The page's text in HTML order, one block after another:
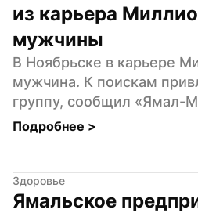
из карьера
мужчины
В Ноябрьске в карьере
мужчина. К поискам
группу, сообщил «Ямал-
Подробнее >
Здоровье
Ямальское